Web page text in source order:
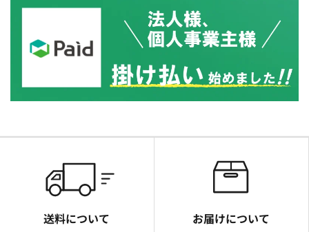
送料について お届けについて